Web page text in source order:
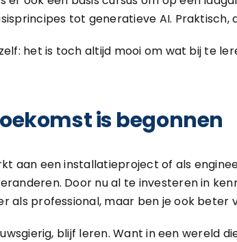
tot generatieve AI. Praktisch,
het is toch altijd mooi om wat bij te
is begonnen
aan een installatieproject of als
Door nu al te investeren in
als professional, maar ben je ook beter
blijf leren. Want in een wereld